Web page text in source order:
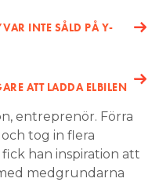
INTE SÅLD PÅ Y-
ATT LADDA ELBILEN
entreprenör. Förra
tog in flera
han inspiration att
medgrundarna